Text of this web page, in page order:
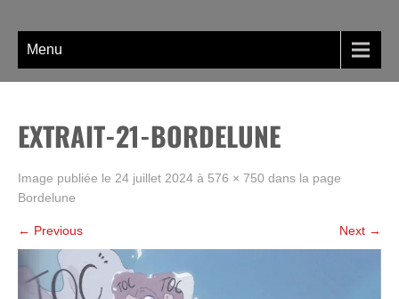
contentMenu
EXTRAIT-21-BORDELUNE
Image publiée le 24 juillet 2024 à 576 × 750 dans la page
Bordelune
← Previous Next →